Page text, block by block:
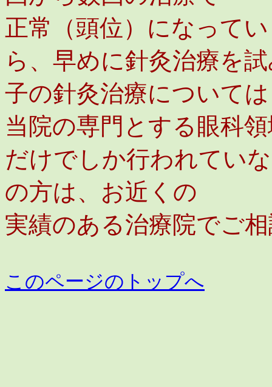
正常（頭位）になって
ら、早めに針灸治療を
子の針灸治療については
当院の専門とする眼科
だけでしか行われてい
の方は、お近くの
実績のある治療院でご
このページのトップへ